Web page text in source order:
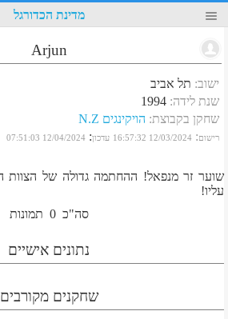
מדינת הכדורגל
Arjun
ישוב: תל אביב
שנת לידה:
1994
שחקן בקבוצת: הויקינגים N.Z
רישום:
12/03/2024 16:57:32 עדכון:
12/04/2024 07:51:03
שוער זר מנפאל! ההחתמה גדולה של הצוות
עליו!
סה"כ 0 תמונות
נתונים אישיים
שחקנים מקורבים